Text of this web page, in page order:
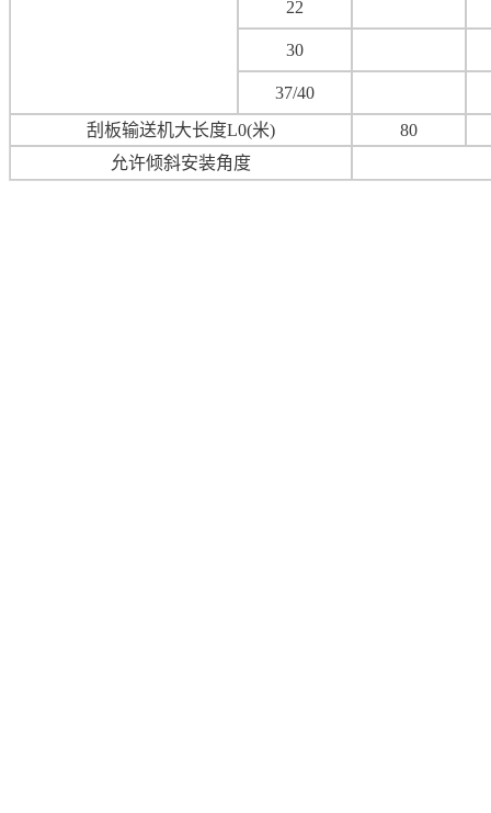
22
30
37/40
刮板输送机大长度L0(米)
80
允许倾斜安装角度